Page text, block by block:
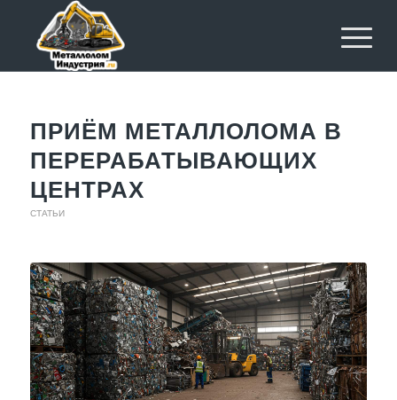
ПРИЁМ МЕТАЛЛОЛОМА В
ПЕРЕРАБАТЫВАЮЩИХ
ЦЕНТРАХ
СТАТЬИ